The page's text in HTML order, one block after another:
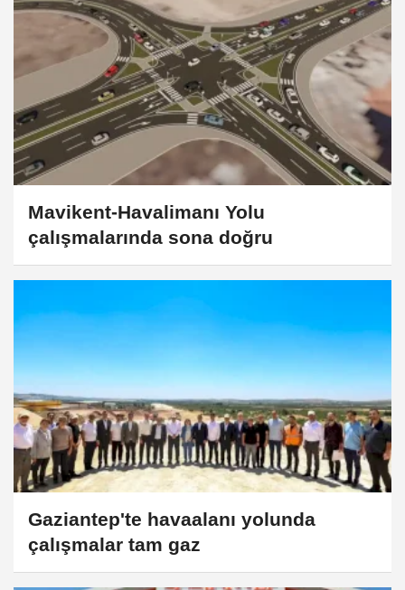
Mavikent-Havalimanı Yolu
çalışmalarında sona doğru
Gaziantep'te havaalanı yolunda
çalışmalar tam gaz